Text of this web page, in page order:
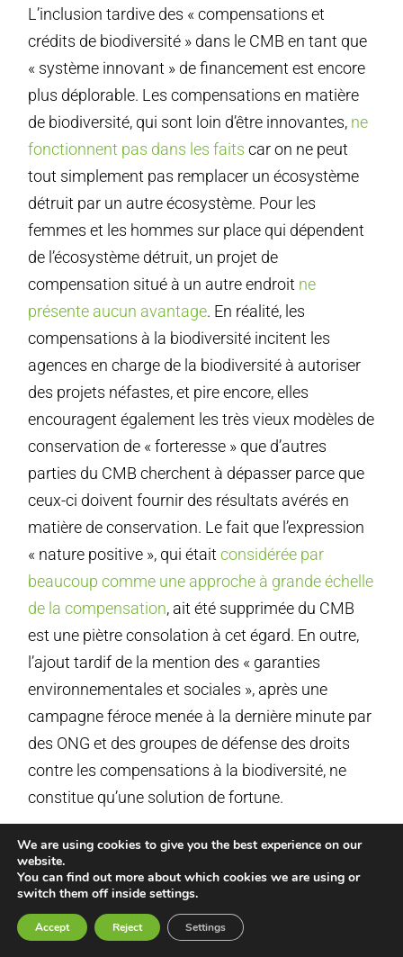
L’inclusion tardive des « compensations et
crédits de biodiversité » dans le CMB en tant que
« système innovant » de financement est encore
plus déplorable. Les compensations en matière
de biodiversité, qui sont loin d’être innovantes, ne
fonctionnent pas dans les faits car on ne peut
tout simplement pas remplacer un écosystème
détruit par un autre écosystème. Pour les
femmes et les hommes sur place qui dépendent
de l’écosystème détruit, un projet de
compensation situé à un autre endroit ne
présente aucun avantage. En réalité, les
compensations à la biodiversité incitent les
agences en charge de la biodiversité à autoriser
des projets néfastes, et pire encore, elles
encouragent également les très vieux modèles de
conservation de « forteresse » que d’autres
parties du CMB cherchent à dépasser parce que
ceux-ci doivent fournir des résultats avérés en
matière de conservation. Le fait que l’expression
« nature positive », qui étaitconsidérée par
beaucoup comme une approche à grande échelle
de la compensation, ait été supprimée du CMB
est une piètre consolation à cet égard. En outre,
l’ajout tardif de la mention des « garanties
environnementales et sociales », après une
campagne féroce menée à la dernière minute par
des ONG et des groupes de défense des droits
contre les compensations à la biodiversité, ne
constitue qu’une solution de fortune.
Solutions fondées sur la nature (NBS)
Une autre bataille, qui a été perdue au tout
dernier moment, a été lalongue lutte menée par
de nombreuses ONG et groupes de titulaires de
We are using cookies to give you the best experience on our
website.
You can find out more about which cookies we are using or
switch them off inside settings.
Accept Reject Settings